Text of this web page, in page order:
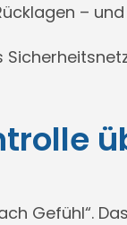
–
Gefühl“.